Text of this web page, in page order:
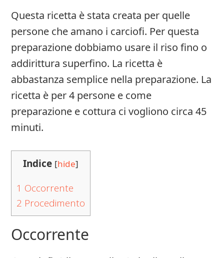
Questa ricetta è stata creata per quelle
persone che amano i carciofi. Per questa
preparazione dobbiamo usare il riso fino o
addirittura superfino. La ricetta è
abbastanza semplice nella preparazione. La
ricetta è per 4 persone e come
preparazione e cottura ci vogliono circa 45
minuti.
Indice [hide]
1 Occorrente
2 Procedimento
Occorrente